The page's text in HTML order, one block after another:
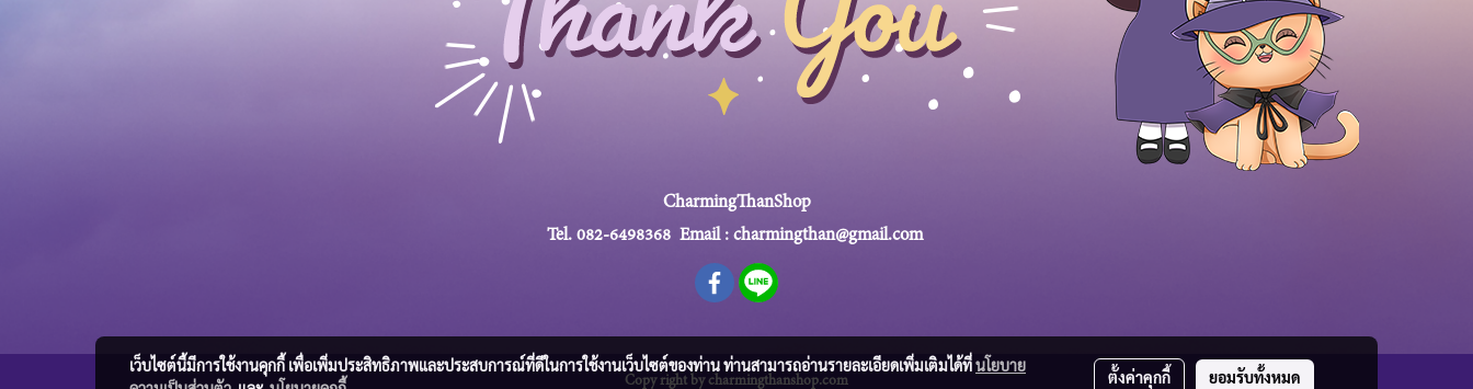
CharmingThanShop
Tel. 082-6498368Email : charmingthan@gmail.com
Copy right by charmingthanshop.com
เว็บไซต์นี้มีการใช้งานคุกกี้ เพื่อเพิ่มประสิทธิภาพและประสบการณ์ที่ดีในการใช้งานเว็บไซต์ของท่าน ท่านสามารถอ่านรายละเอียดเพิ่มเติมได้ที่นโยบาย
ตั้งค่าคุกกี้ ยอมรับทั้งหมด